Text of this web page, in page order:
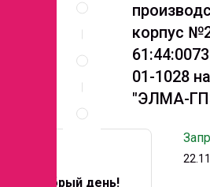
позициям
Неценовые
критерии
запроса
Правила
запроса
корпус
01-1028
"ЭЛМА-
Добрый день!